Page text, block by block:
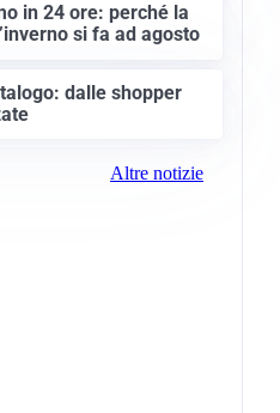
in 24 ore: perché la
si fa ad agosto
dalle shopper
Altre notizie